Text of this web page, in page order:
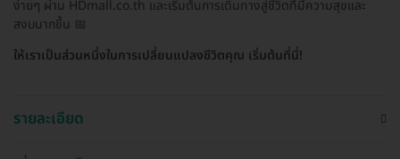
ง่ายๆ ผ่าน HDmall.co.th และเริ่มต้นการเดินทางสู่ชีวิตที่มีความสุขและ
สงบมากขึ้น 📅
ให้เราเป็นส่วนหนึ่งในการเปลี่ยนแปลงชีวิตคุณ เริ่มต้นที่นี่!
รายละเอียด